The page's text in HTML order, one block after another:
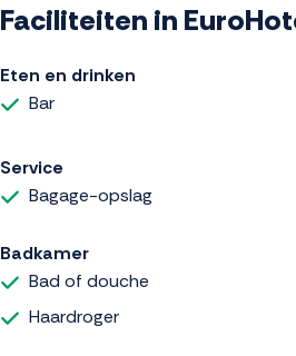
Faciliteiten in
Eten en drinken
Bar
Service
Bagage-opslag
Badkamer
Bad of douche
Haardroger